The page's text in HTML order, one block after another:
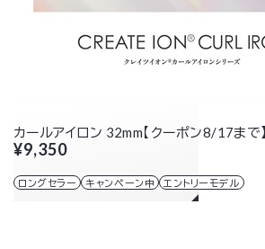
カールアイロン 32mm【クーポン8/17まで】
¥9,350
ロングセラー キャンペーン中 エントリーモデル